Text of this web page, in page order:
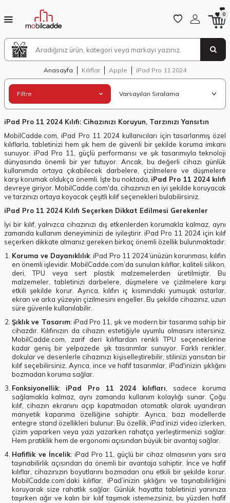
0
Anasayfa Kılıflar Apple iPad Pro 11 2024
Filtre
iPad Pro 11 2024 Kılıfı: Cihazınızı Koruyun, Tarzınızı Yansıtın
MobilCadde.com, iPad Pro 11 2024 kullanıcıları için tasarlanmış özel
kılıflarla, tabletinizi hem şık hem de güvenli bir şekilde koruma imkanı
sunuyor. iPad Pro 11, güçlü performansı ve şık tasarımıyla teknoloji
dünyasında önemli bir yer tutuyor. Ancak, bu değerli cihazı günlük
kullanımda ortaya çıkabilecek darbelere, çizilmelere ve düşmelere
karşı korumak oldukça önemli. İşte bu noktada, iPad Pro 11 2024 kılıfı
devreye giriyor. MobilCadde.com'da, cihazınızı en iyi şekilde koruyacak
ve tarzınızı ortaya koyacak çeşitli kılıf seçenekleri bulabilirsiniz.
iPad Pro 11 2024 Kılıfı Seçerken Dikkat Edilmesi Gerekenler
İyi bir kılıf, yalnızca cihazınızı dış etkenlerden korumakla kalmaz, aynı
zamanda kullanım deneyiminizi de iyileştirir. iPad Pro 11 2024 için kılıf
seçerken dikkate almanız gereken birkaç önemli özellik bulunmaktadır:
Koruma ve Dayanıklılık: iPad Pro 11 2024’ünüzün korunması, kılıfın
en önemli işlevidir. MobilCadde.com’da sunulan kılıflar, kaliteli silikon,
deri, TPU veya sert plastik malzemelerden üretilmiştir. Bu
malzemeler, tabletinizi darbelere, düşmelere ve çizilmelere karşı
etkili şekilde korur. Ayrıca, kılıfın iç kısmındaki yumuşak astarlar,
ekran ve arka yüzeyin çizilmesini engeller. Bu şekilde cihazınız, uzun
süre güvenle kullanılabilir.
Şıklık ve Tasarım: iPad Pro 11, şık ve modern bir tasarıma sahip bir
cihazdır. Kılıfınızın da cihazın estetiğiyle uyumlu olmasını istersiniz.
MobilCadde.com, zarif deri kılıflardan renkli TPU seçeneklerine
kadar geniş bir yelpazede şık tasarımlar sunuyor. Farklı renkler,
dokular ve desenlerle cihazınızı kişiselleştirebilir, stilinizi yansıtan bir
kılıf seçebilirsiniz. Ayrıca, ince ve hafif tasarımlar, iPad'inizin şıklığını
bozmadan koruma sağlar.
Fonksiyonellik: iPad Pro 11 2024 kılıfları, sadece koruma
sağlamakla kalmaz, aynı zamanda kullanım kolaylığı sunar. Çoğu
kılıf, cihazın ekranını açıp kapatmadan otomatik olarak uyandıran
manyetik kapanma özelliğine sahiptir. Ayrıca, bazı modellerde
entegre stand özellikleri bulunur. Bu özellik, iPad’inizi video izlerken,
çizim yaparken veya yazı yazarken rahatça yerleştirmenizi sağlar.
Hem pratiklik hem de ergonomi açısından büyük bir avantaj sağlar.
Hafiflik ve İncelik: iPad Pro 11, güçlü bir cihaz olmasının yanı sıra
taşınabilirlik açısından da önemli bir avantaja sahiptir. İnce ve hafif
kılıflar, cihazınızın boyutlarını bozmadan onu etkili bir şekilde korur.
MobilCadde.com’daki kılıflar, iPad’inizin şıklığını ve taşınabilirliğini
koruyarak size rahatlık sağlar. Günlük hayatta tabletinizi yanınıza
taşırken ağır ve kalın bir kılıf taşımak istemezsiniz, bu yüzden hafif